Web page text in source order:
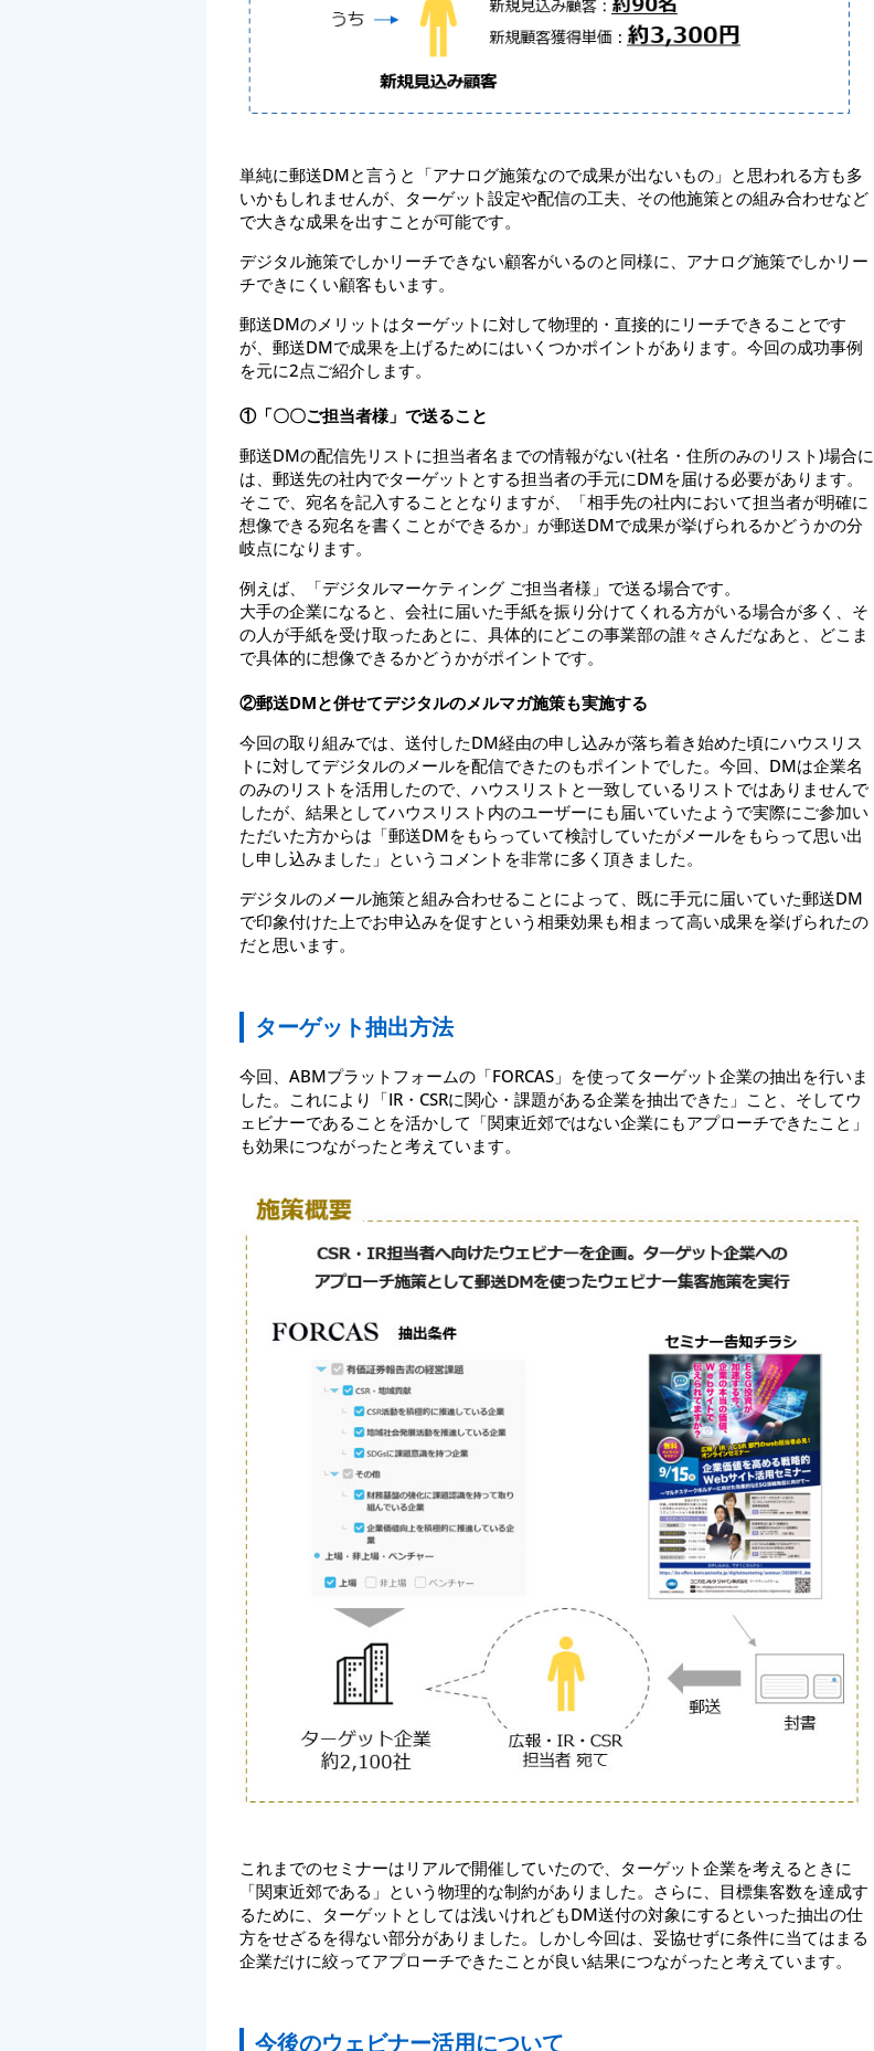
単純に郵送DMと言うと「アナログ施策なので成果が出ないもの」と思われる方も多
いかもしれませんが、ターゲット設定や配信の工夫、その他施策との組み合わせなど
で大きな成果を出すことが可能です。
デジタル施策でしかリーチできない顧客がいるのと同様に、アナログ施策でしかリー
チできにくい顧客もいます。
郵送DMのメリットはターゲットに対して物理的・直接的にリーチできることです
が、郵送DMで成果を上げるためにはいくつかポイントがあります。今回の成功事例
を元に2点ご紹介します。
①「〇〇ご担当者様」で送ること
郵送DMの配信先リストに担当者名までの情報がない(社名・住所のみのリスト)場合に
は、郵送先の社内でターゲットとする担当者の手元にDMを届ける必要があります。
そこで、宛名を記入することとなりますが、「相手先の社内において担当者が明確に
想像できる宛名を書くことができるか」が郵送DMで成果が挙げられるかどうかの分
岐点になります。
例えば、「デジタルマーケティング ご担当者様」で送る場合です。
大手の企業になると、会社に届いた手紙を振り分けてくれる方がいる場合が多く、そ
の人が手紙を受け取ったあとに、具体的にどこの事業部の誰々さんだなあと、どこま
で具体的に想像できるかどうかがポイントです。
②郵送DMと併せてデジタルのメルマガ施策も実施する
今回の取り組みでは、送付したDM経由の申し込みが落ち着き始めた頃にハウスリス
トに対してデジタルのメールを配信できたのもポイントでした。今回、DMは企業名
のみのリストを活用したので、ハウスリストと一致しているリストではありませんで
したが、結果としてハウスリスト内のユーザーにも届いていたようで実際にご参加い
ただいた方からは「郵送DMをもらっていて検討していたがメールをもらって思い出
し申し込みました」というコメントを非常に多く頂きました。
デジタルのメール施策と組み合わせることによって、既に手元に届いていた郵送DM
で印象付けた上でお申込みを促すという相乗効果も相まって高い成果を挙げられたの
だと思います。
ターゲット抽出方法
今回、ABMプラットフォームの「FORCAS」を使ってターゲット企業の抽出を行いま
した。これにより「IR・CSRに関心・課題がある企業を抽出できた」こと、そしてウ
ェビナーであることを活かして「関東近郊ではない企業にもアプローチできたこと」
も効果につながったと考えています。
これまでのセミナーはリアルで開催していたので、ターゲット企業を考えるときに
「関東近郊である」という物理的な制約がありました。さらに、目標集客数を達成す
るために、ターゲットとしては浅いけれどもDM送付の対象にするといった抽出の仕
方をせざるを得ない部分がありました。しかし今回は、妥協せずに条件に当てはまる
企業だけに絞ってアプローチできたことが良い結果につながったと考えています。
今後のウェビナー活用について